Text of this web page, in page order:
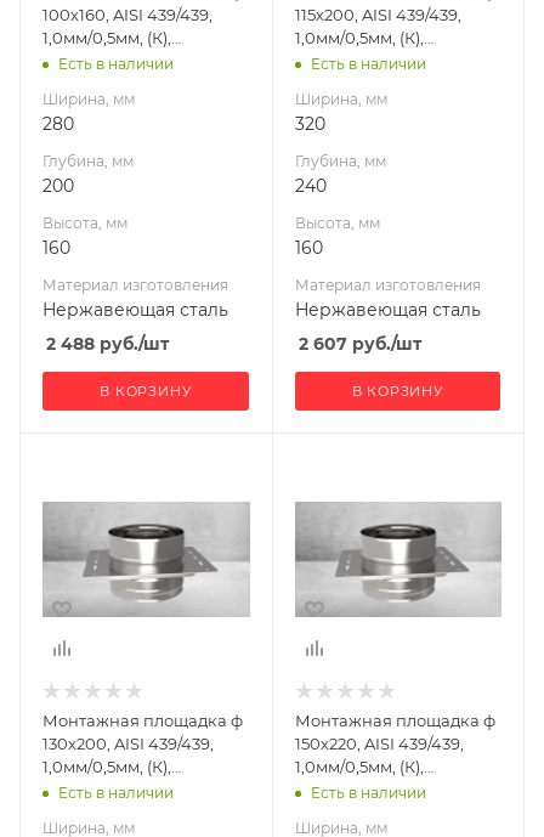
Производитель
УМК
100х160, AISI 439/439,
1,0мм/0,5мм, (К),
(пл.200х280)
Есть в наличии
Ширина, мм
280
Глубина, мм
200
Высота, мм
160
Материал изготовления
Нержавеющая сталь
2 488 руб./шт
В КОРЗИНУ
Производитель
УМК
115х200, AISI 439/439,
1,0мм/0,5мм, (К),
(пл.240х320)
Есть в наличии
Ширина, мм
320
Глубина, мм
240
Высота, мм
160
Материал изготовления
Нержавеющая сталь
2 607руб./шт
В КОРЗИНУ
Глубина, мм
240
Высота, мм
160
Материал
Нержавеющая
сталь
Производитель
УМК
Монтажная площадка ф
130х200, AISI 439/439,
1,0мм/0,5мм, (К),
(пл.240х320)
Есть в наличии
Ширина, мм
Глубина, мм
260
Высота, мм
160
Материал
Нержавеющая
сталь
Производитель
УМК
Монтажная площадка ф
150х220, AISI 439/439,
1,0мм/0,5мм, (К),
(пл.260х340)
Есть в наличии
Ширина, мм